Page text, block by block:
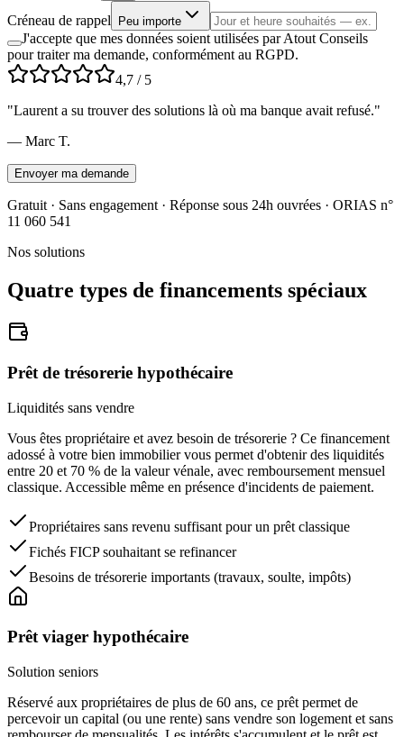
Créneau de rappel
Peu importe
J'accepte que mes données soient utilisées par Atout Conseils
pour traiter ma demande, conformément au RGPD.
4,7 / 5
"Laurent a su trouver des solutions là où ma banque avait refusé."
— Marc T.
Envoyer ma demande
Gratuit · Sans engagement · Réponse sous 24h ouvrées · ORIAS n°
11 060 541
Nos solutions
Quatre types de financements spéciaux
Prêt de trésorerie hypothécaire
Liquidités sans vendre
Vous êtes propriétaire et avez besoin de trésorerie ? Ce financement
adossé à votre bien immobilier vous permet d'obtenir des liquidités
entre 20 et 70 % de la valeur vénale, avec remboursement mensuel
classique. Accessible même en présence d'incidents de paiement.
Propriétaires sans revenu suffisant pour un prêt classique
Fichés FICP souhaitant se refinancer
Besoins de trésorerie importants (travaux, soulte, impôts)
Prêt viager hypothécaire
Solution seniors
Réservé aux propriétaires de plus de 60 ans, ce prêt permet de
percevoir un capital (ou une rente) sans vendre son logement et sans